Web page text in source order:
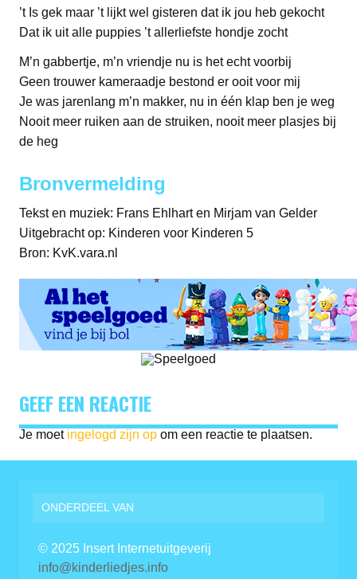
’t Is gek maar ’t lijkt wel gisteren dat ik jou heb gekocht
Dat ik uit alle puppies ’t allerliefste hondje zocht
M’n gabbertje, m’n vriendje nu is het echt voorbij
Geen trouwer kameraadje bestond er ooit voor mij
Je was jarenlang m’n makker, nu in één klap ben je weg
Nooit meer ruiken aan de struiken, nooit meer plasjes bij
de heg
Bronvermelding
Tekst en muziek: Frans Ehlhart en Mirjam van Gelder
Uitgebracht op: Kinderen voor Kinderen 5
Bron: KvK.vara.nl
GEEF EEN REACTIE
Je moet ingelogd zijn op om een reactie te plaatsen.
ONDERDEEL VAN
© 2025 Insert Internetuitgeverij
info@kinderliedjes.info